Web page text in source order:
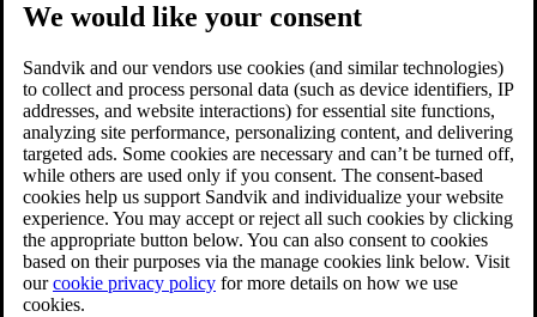
We would like your consent
Sandvik and our vendors use cookies (and similar technologies)
to collect and process personal data (such as device identifiers, IP
addresses, and website interactions) for essential site functions,
analyzing site performance, personalizing content, and delivering
targeted ads. Some cookies are necessary and can’t be turned off,
while others are used only if you consent. The consent-based
cookies help us support Sandvik and individualize your website
experience. You may accept or reject all such cookies by clicking
the appropriate button below. You can also consent to cookies
based on their purposes via the manage cookies link below. Visit
ourcookie privacy policy for more details on how we use
cookies.